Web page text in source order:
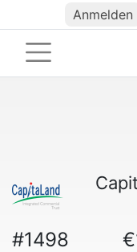
Anmelden
#1498